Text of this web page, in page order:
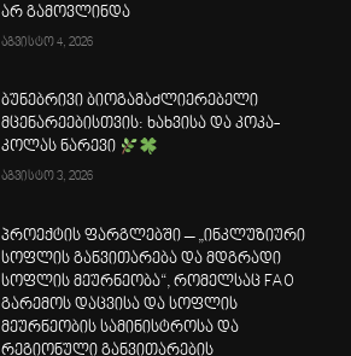
არ გამოვლინდა
აგვისტო 4, 2026
ბუნებრივი ბიოგამაძლიერებელი
მცენარეებისთვის: ხახვისა და კოკა-
კოლას ნარევი
აგვისტო 3, 2026
პროექტის ფარგლებში – „ინკლუზიური
სოფლის განვითარება და მდგრადი
სოფლის მეურნეობა“, რომელსაც FAO
გარემოს დაცვისა და სოფლის
მეურნეობის სამინისტროსა და
რეგიონული განვითარების